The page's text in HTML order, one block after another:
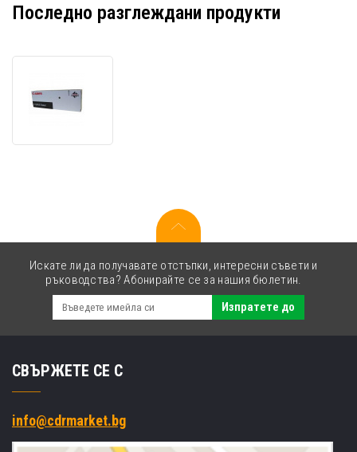
Последно разглеждани продукти
черен
Искате ли да получавате отстъпки, интересни съвети и
ръководства? Абонирайте се за нашия бюлетин.
Изпратете до
СВЪРЖЕТЕ СЕ С
info@cdrmarket.bg